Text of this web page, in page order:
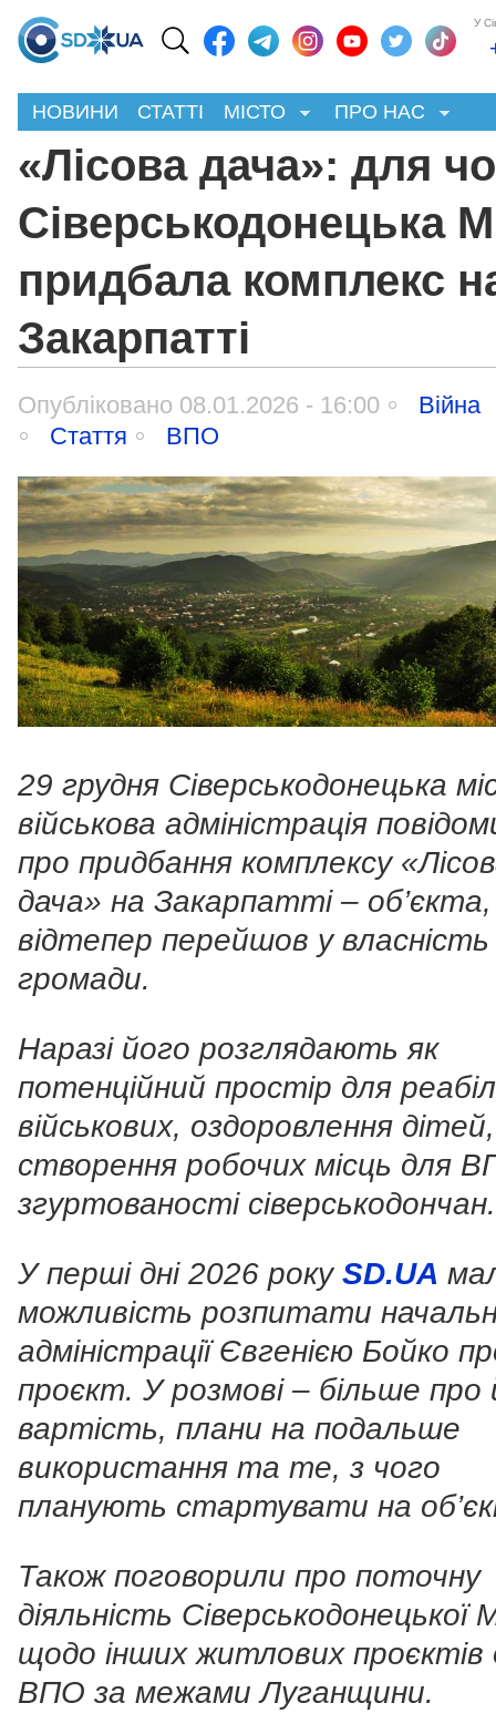
У
НОВИНИ СТАТТІ МІСТО ПРО НАС
«Лісова дача»: для
Сіверськодонецька
придбала комплекс
Закарпатті
Опубліковано 08.01.2026 - 16:00
Війна
Стаття
ВПО
29 грудня Сіверськодонецька
військова адміністрація
про придбання комплексу
дача» на Закарпатті –
відтепер перейшов у власність
громади.
Наразі його розглядають як
потенційний простір для
військових, оздоровлення дітей,
створення робочих місць для
згуртованості сіверськодончан.
У перші дні 2026 рокуSD.UA
можливість розпитати
адміністрації Євгенією Бойко
проєкт. У розмові – більше про
вартість, плани на подальше
використання та те, з чого
планують стартувати на
Також поговорили про поточну
діяльність Сіверськодонецької
щодо інших житлових проєктів
ВПО за межами Луганщини.